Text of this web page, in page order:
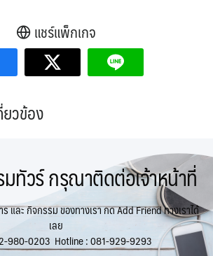
แชร์แพ็กเกจ
วข้อง
มทัวร์ กรุณาติดต่อเจ้าหน้าที่
และ กิจกรรม ของทางเรา กด Add Friend ทางเราได้
เลย
980-0203 Hotline :081-929-9293